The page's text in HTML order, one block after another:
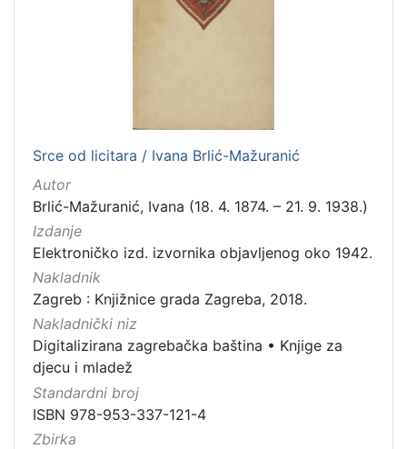
Srce od licitara / Ivana Brlić-Mažuranić
Autor
Brlić-Mažuranić, Ivana (18. 4. 1874. – 21. 9. 1938.)
Izdanje
Elektroničko izd. izvornika objavljenog oko 1942.
Nakladnik
Zagreb : Knjižnice grada Zagreba, 2018.
Nakladnički niz
Digitalizirana zagrebačka baština • Knjige za
djecu i mladež
Standardni broj
ISBN 978-953-337-121-4
Zbirka